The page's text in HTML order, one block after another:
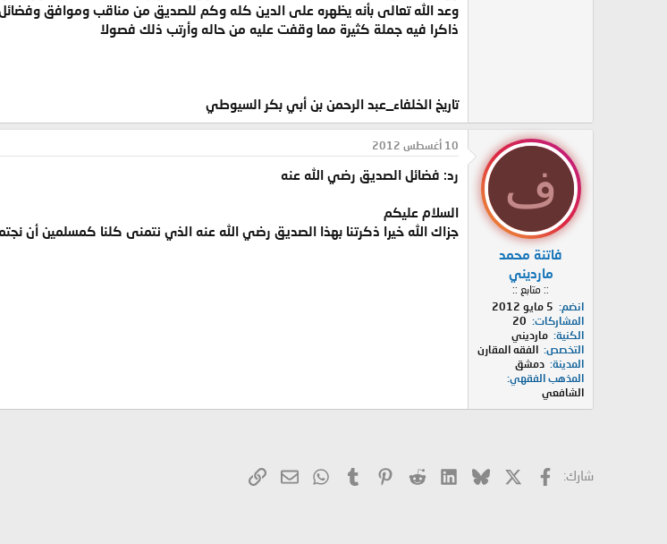
وعد الله تعالى بأنه يظهره على الدين كله وكم للصديق من مناقب وموافق
ذاكرا فيه جملة كثيرة مما وقفت عليه من حاله وأرتب ذلك فصولا
تاريخ الخلفاء_عبد الرحمن بن أبي بكر السيوطي
ف
فاتنة محمد
مارديني
:: متابع ::
انضم
5 مايو 2012
المشاركات
20
الكنية مارديني
التخصص الفقه المقارن
المدينة دمشق
المذهب الفقهي
الشافعي
10 أغسطس 2012
رد: فضائل الصديق رضي الله عنه
السلام عليكم
جزاك الله خيرا ذكرتنا بهذا الصديق رضي الله عنه الذي نتمنى كلنا كمسلمين أن
شارك: فيسبوك Bluesky
LinkedIn
Reddit
Pinterest
Tumblr
WhatsAppالبريد الإلكتروني